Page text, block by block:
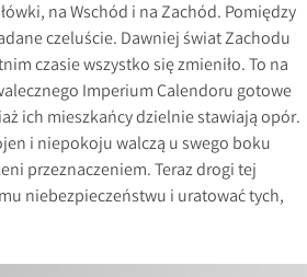
na Wschód i na Zachód. Pomiędzy
czeluście. Dawniej świat Zachodu
czasie wszystko się zmieniło. To na
Imperium Calendoru gotowe
ich mieszkańcy dzielnie stawiają opór.
i niepokoju walczą u swego boku
przeznaczeniem. Teraz drogi tej
niebezpieczeństwu i uratować tych,